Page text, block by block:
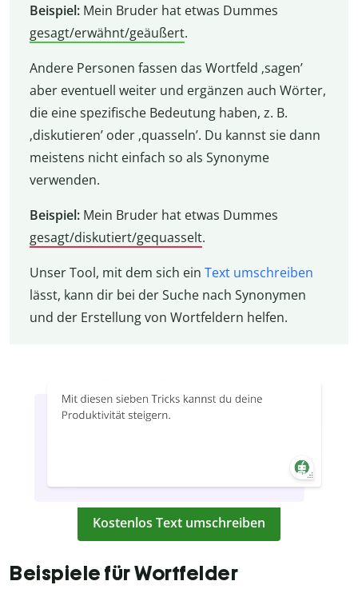
Beispiel:Mein Bruder hat etwas Dummes
gesagt/erwähnt/geäußert.
Andere Personen fassen das Wortfeld ‚sagen’
aber eventuell weiter und ergänzen auch Wörter,
die eine spezifische Bedeutung haben, z. B.
‚diskutieren’ oder ‚quasseln’. Du kannst sie dann
meistens nicht einfach so als Synonyme
verwenden.
Beispiel:Mein Bruder hat etwas Dummes
gesagt/diskutiert/gequasselt.
Unser Tool, mit dem sich ein Text umschreiben
lässt, kann dir bei der Suche nach Synonymen
und der Erstellung von Wortfeldern helfen.
Kostenlos Text umschreiben
Beispiele für Wortfelder